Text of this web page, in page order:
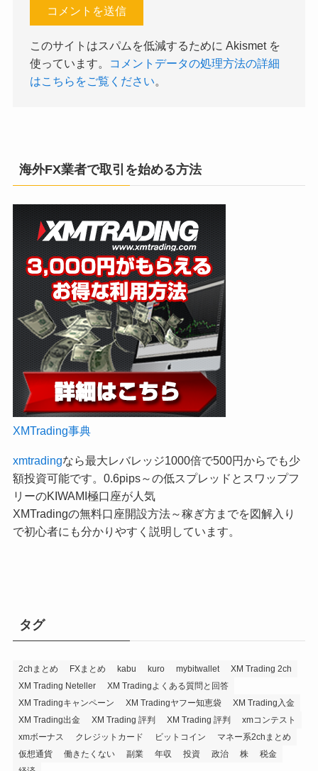
このサイトはスパムを低減するために Akismet を
使っています。
コメントデータの処理方法の詳細
はこちらをご覧ください。
海外FX業者で取引を始める方法
XMTrading事典
xmtradingなら最大レバレッジ1000倍で500円からでも少
額投資可能です。0.6pips～の低スプレッドとスワップフ
リーのKIWAMI極口座が人気
XMTradingの無料口座開設方法～稼ぎ方までを図解入り
で初心者にも分かりやすく説明しています。
タグ
2chまとめ FXまとめ kabu kuro mybitwallet
XM Trading 2ch
XM Trading Neteller
XM Tradingよくある質問と回答
XM Tradingキャンペーン
XM Tradingヤフー知恵袋
XM Trading入金
XM Trading出金
XM Trading 評判 XM Trading 評判
xmコンテスト
xmボーナス
クレジットカード ビットコイン
マネー系2chまとめ
仮想通貨
働きたくない 副業 年収 投資 政治 株
税金